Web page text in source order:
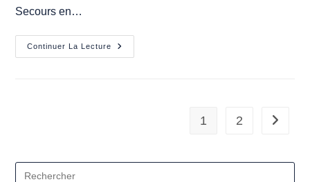
Secours en…
Continuer La Lecture
Devenir
Secouriste
1 2 Aller à